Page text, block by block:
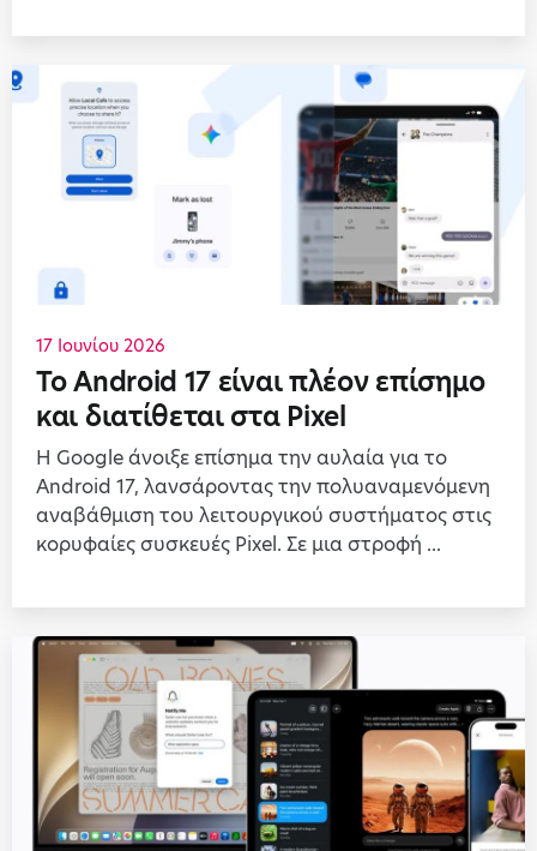
17 Ιουνίου 2026
Το Android 17 είναι πλέον επίσημο
και διατίθεται στα Pixel
Η Google άνοιξε επίσημα την αυλαία για το
Android 17, λανσάροντας την πολυαναμενόμενη
αναβάθμιση του λειτουργικού συστήματος στις
κορυφαίες συσκευές Pixel. Σε μια στροφή ...